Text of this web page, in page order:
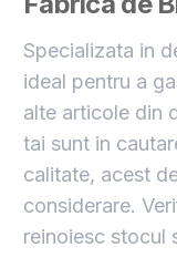
Specializata in
ideal pentru a
alte articole din
tai sunt in
calitate, acest
considerare.
reinoiesc stocul